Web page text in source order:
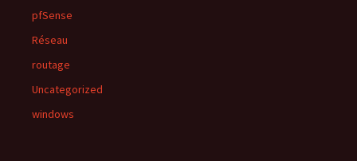
pfSense
Réseau
routage
Uncategorized
windows